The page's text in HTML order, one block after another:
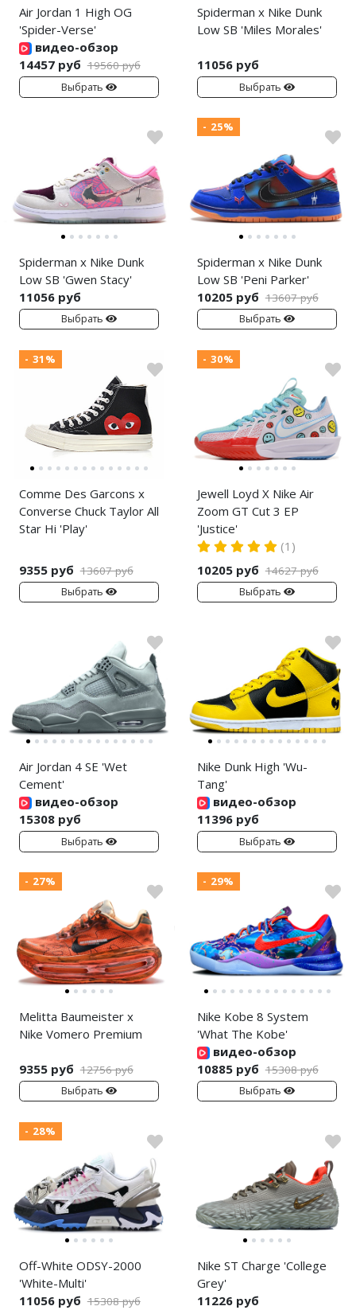
Air Jordan 1 High OG
'Spider-Verse'
видео-обзор
14457 руб 19560 руб
Выбрать
Spiderman x Nike Dunk
Low SB 'Miles Morales'
11056 руб
Выбрать
Spiderman x Nike Dunk
Low SB 'Gwen Stacy'
11056 руб
Выбрать
- 25%
Spiderman x Nike Dunk
Low SB 'Peni Parker'
10205 руб 13607 руб
Выбрать
- 31%
Comme Des Garcons x
Converse Chuck Taylor All
Star Hi 'Play'
9355 руб 13607 руб
Выбрать
- 30%
Jewell Loyd X Nike Air
Zoom GT Cut 3 EP
'Justice'
(1)
10205 руб 14627 руб
Выбрать
Air Jordan 4 SE 'Wet
Cement'
видео-обзор
15308 руб
Выбрать
Nike Dunk High 'Wu-
Tang'
видео-обзор
11396 руб
Выбрать
- 27%
Melitta Baumeister x
Nike Vomero Premium
9355 руб 12756 руб
Выбрать
- 29%
Nike Kobe 8 System
'What The Kobe'
видео-обзор
10885 руб 15308 руб
Выбрать
- 28%
Off-White ODSY-2000
'White-Multi'
11056 руб 15308 руб
Nike ST Charge 'College
Grey'
11226 руб